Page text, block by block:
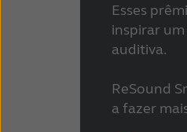
Esses
inspirar
auditiva.
ReSound
a fazer